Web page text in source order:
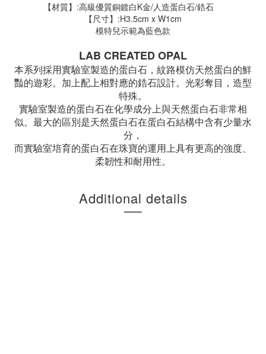
【材質】:高級優質銅鍍白K金/人造蛋白石/鋯石
【尺寸】:H3.5cm x W1cm
模特兒示範為藍色款
LAB CREATED OPAL
本系列採用實驗室製造的蛋白石，紋路模仿天然蛋白的鮮
豔的遊彩。加上配上相對應的鋯石設計。光彩奪目，造型
特殊。
實驗室製造的蛋白石在化學成分上與天然蛋白石非常相
似。最大的區別是天然蛋白石在蛋白石結構中含有少量水
分，
而實驗室培育的蛋白石在珠寶的運用上具有更高的強度、
柔韌性和耐用性。
Additional details